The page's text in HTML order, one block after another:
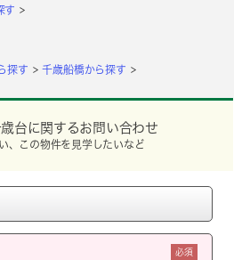
す
探す 千歳船橋から探す
台に関するお問い合わせ
、この物件を見学したいなど
必須